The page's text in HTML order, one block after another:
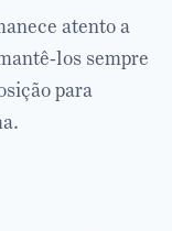
atento a
los sempre
para